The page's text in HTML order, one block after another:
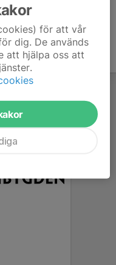
för att vår
dig. De används
att hjälpa oss att